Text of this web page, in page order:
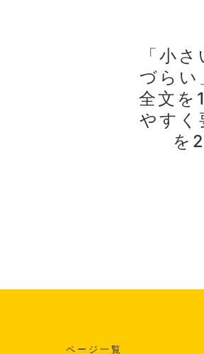
「小
づらい
全文を
やすく
を
ページ一覧